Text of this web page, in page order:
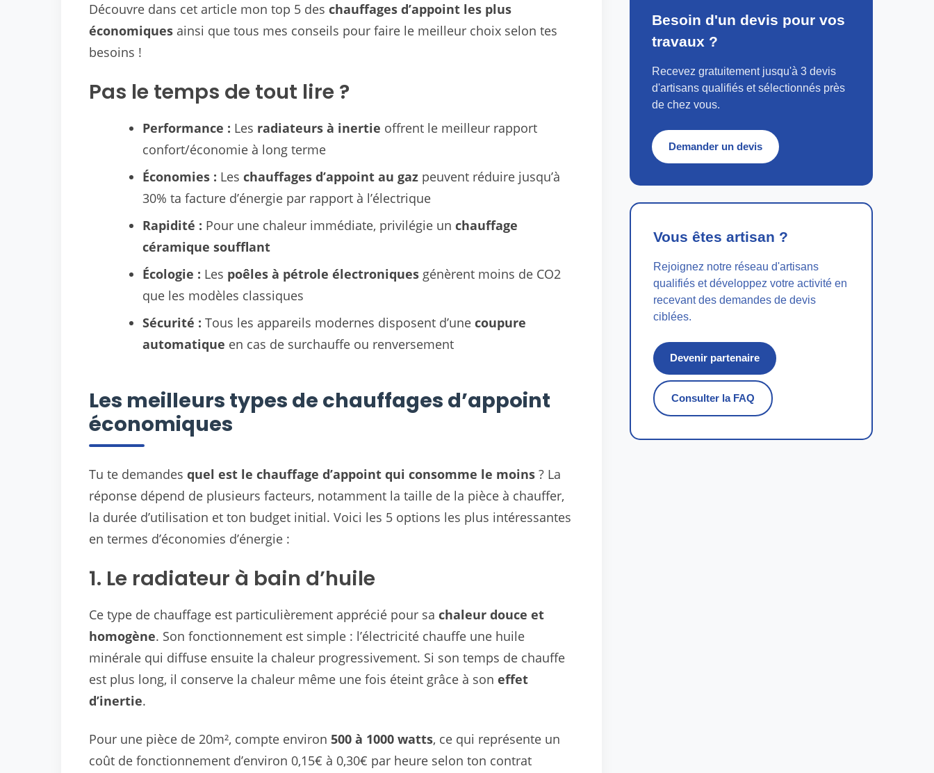
Découvre dans cet article mon top 5 des chauffages d’appoint les plus
économiques ainsi que tous mes conseils pour faire le meilleur choix selon tes
besoins !
Pas le temps de tout lire ?
Performance : Les radiateurs à inertie offrent le meilleur rapport
confort/économie à long terme
Économies : Les chauffages d’appoint au gazpeuvent réduire jusqu’à
30% ta facture d’énergie par rapport à l’électrique
Rapidité : Pour une chaleur immédiate, privilégie un chauffage
céramique soufflant
Écologie : Les poêles à pétrole électroniquesgénèrent moins de CO2
que les modèles classiques
Sécurité : Tous les appareils modernes disposent d’une coupure
automatique en cas de surchauffe ou renversement
Les meilleurs types de chauffages d’appoint
économiques
Tu te demandes quel est le chauffage d’appoint qui consomme le moins ? La
réponse dépend de plusieurs facteurs, notamment la taille de la pièce à chauffer,
la durée d’utilisation et ton budget initial. Voici les 5 options les plus intéressantes
en termes d’économies d’énergie :
1. Le radiateur à bain d’huile
Ce type de chauffage est particulièrement apprécié pour sa chaleur douce et
homogène. Son fonctionnement est simple : l’électricité chauffe une huile
minérale qui diffuse ensuite la chaleur progressivement. Si son temps de chauffe
est plus long, il conserve la chaleur même une fois éteint grâce à son effet
d’inertie.
Pour une pièce de 20m², compte environ 500 à 1000 watts, ce qui représente un
coût de fonctionnement d’environ 0,15€ à 0,30€ par heure selon ton contrat
Besoin d'un devis pour vos
travaux ?
Recevez gratuitement jusqu'à 3 devis
d'artisans qualifiés et sélectionnés près
de chez vous.
Demander un devis
Vous êtes artisan ?
Rejoignez notre réseau d'artisans
qualifiés et développez votre activité en
recevant des demandes de devis
ciblées.
Devenir partenaire
Consulter la FAQ